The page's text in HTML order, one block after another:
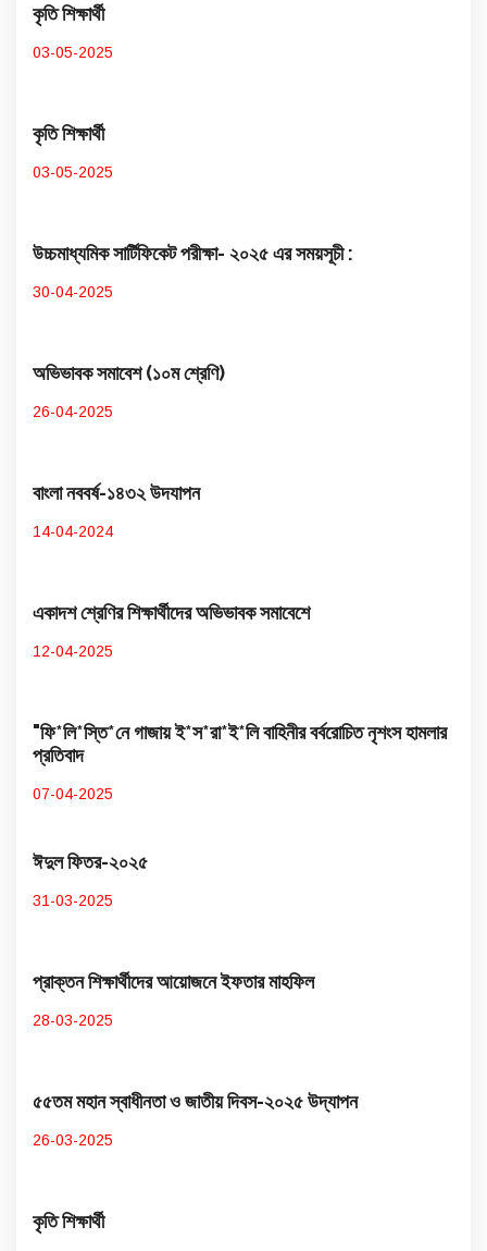
কৃতি শিক্ষার্থী
03-05-2025
কৃতি শিক্ষার্থী
03-05-2025
উচ্চমাধ্যমিক সার্টিফিকেট পরীক্ষা- ২০২৫ এর সময়সূচী :
30-04-2025
অভিভাবক সমাবেশ (১০ম শ্রেণি)
26-04-2025
বাংলা নববর্ষ-১৪৩২ উদযাপন
14-04-2024
একাদশ শ্রেণির শিক্ষার্থীদের অভিভাবক সমাবেশে
12-04-2025
"ফি*লি*স্তি*নে গাজায় ই*স*রা*ই*লি বাহিনীর বর্বরোচিত নৃশংস হামলার
প্রতিবাদ
07-04-2025
ঈদুল ফিতর-২০২৫
31-03-2025
প্রাক্তন শিক্ষার্থীদের আয়োজনে ইফতার মাহফিল
28-03-2025
৫৫তম মহান স্বাধীনতা ও জাতীয় দিবস-২০২৫ উদ্​যাপন
26-03-2025
কৃতি শিক্ষার্থী